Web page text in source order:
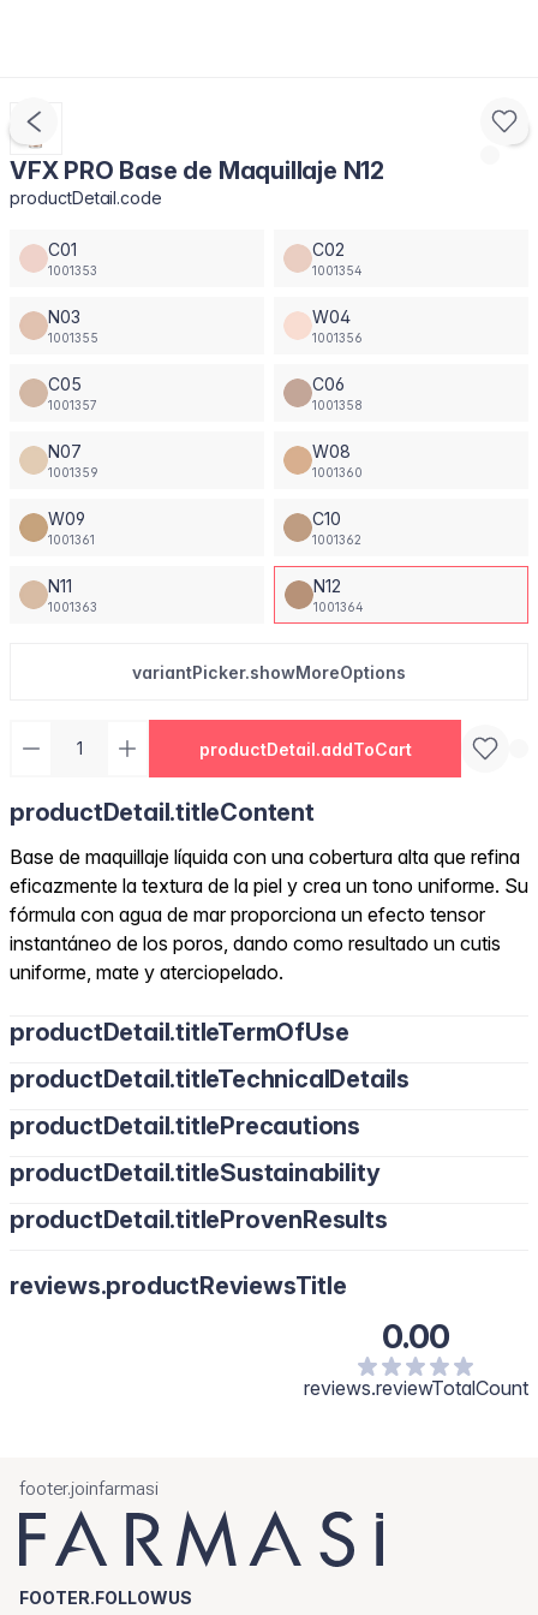
VFX PRO Base de Maquillaje N12
productDetail.code
C01
1001353
C02
1001354
N03
1001355
W04
1001356
C05
1001357
C06
1001358
N07
1001359
W08
1001360
W09
1001361
C10
1001362
N11
1001363
N12
1001364
variantPicker.showMoreOptions
productDetail.addToCart
productDetail.titleContent
Base de maquillaje líquida con una cobertura alta que refina
eficazmente la textura de la piel y crea un tono uniforme. Su
fórmula con agua de mar proporciona un efecto tensor
instantáneo de los poros, dando como resultado un cutis
uniforme, mate y aterciopelado.
productDetail.titleTermOfUse
productDetail.titleTechnicalDetails
productDetail.titlePrecautions
productDetail.titleSustainability
productDetail.titleProvenResults
reviews.productReviewsTitle
0.00
reviews.reviewTotalCount
footer.joinfarmasi
FOOTER.FOLLOWUS